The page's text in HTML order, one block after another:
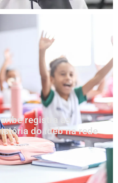
registra as
do Ideb na rede